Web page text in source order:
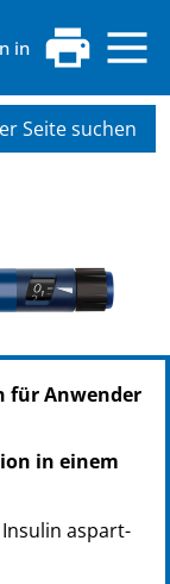
in
Seite suchen
für Anwender
in einem
aspart-